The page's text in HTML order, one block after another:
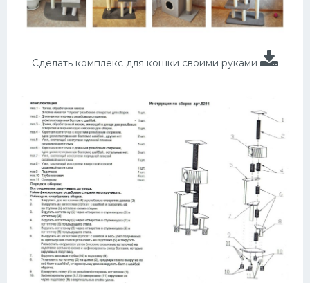
Сделать комплекс для кошки своими руками